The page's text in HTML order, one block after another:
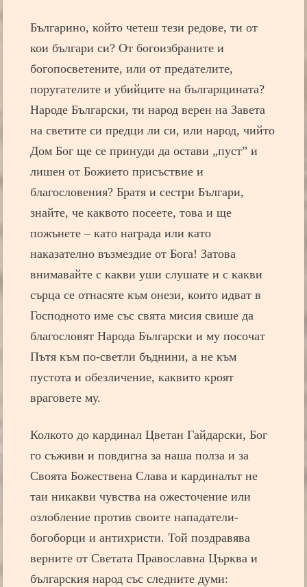
Българино, който четеш тези редове, ти от
кои българи си? От богоизбраните и
богопосветените, или от предателите,
поругателите и убийците на българщината?
Народе Български, ти народ верен на Завета
на светите си предци ли си, или народ, чийто
Дом Бог ще се принуди да остави „пуст” и
лишен от Божието присъствие и
благословения? Братя и сестри Българи,
знайте, че каквото посеете, това и ще
пожънете – като награда или като
наказателно възмездие от Бога! Затова
внимавайте с какви уши слушате и с какви
сърца се отнасяте към онези, които идват в
Господното име със свята мисия свише да
благословят Народа Български и му посочат
Пътя към по-светли бъднини, а не към
пустота и обезличение, каквито кроят
враговете му.
Колкото до кардинал Цветан Гайдарски, Бог
го съживи и повдигна за наша полза и за
Своята Божествена Слава и кардиналът не
таи никакви чувства на ожесточение или
озлобление против своите нападатели-
богоборци и антихристи. Той поздравява
верните от Светата Православна Църква и
българския народ със следните думи: